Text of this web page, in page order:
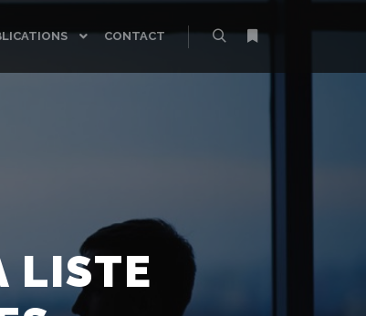
CONTACT
LISTE